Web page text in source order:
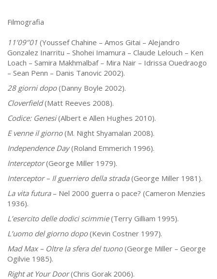
Filmografia
11’09’’01 (Youssef Chahine – Amos Gitai – Alejandro
Gonzalez Inarritu – Shohei Imamura – Claude Lelouch – Ken
Loach – Samira Makhmalbaf – Mira Nair – Idrissa Ouedraogo
– Sean Penn – Danis Tanovic 2002).
28 giorni dopo(Danny Boyle 2002).
Cloverfield(Matt Reeves 2008).
Codice: Genesi(Albert e Allen Hughes 2010).
E venne il giorno(M. Night Shyamalan 2008).
Independence Day(Roland Emmerich 1996).
Interceptor(George Miller 1979).
Interceptor – Il guerriero della strada(George Miller 1981).
La vita futura– Nel 2000 guerra o pace? (Cameron Menzies
1936).
L’esercito delle dodici scimmie(Terry Gilliam 1995).
L’uomo del giorno dopo(Kevin Costner 1997).
Mad Max – Oltre la sfera del tuono(George Miller – George
Ogilvie 1985).
Right at Your Door(Chris Gorak 2006).